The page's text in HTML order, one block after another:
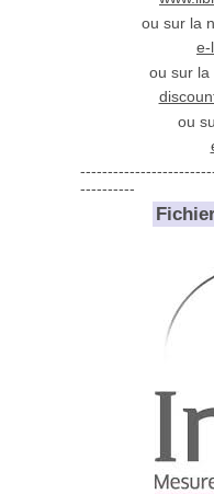
ou sur la
e-
ou sur la
ou
----------